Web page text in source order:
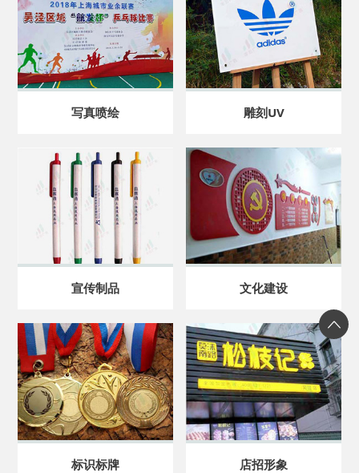
写真喷绘 雕刻UV
宣传制品 文化建设
标识标牌 店招形象